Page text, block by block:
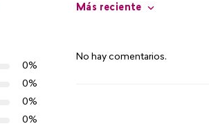
0%
0%
0%
0%
Más reciente
No hay comentarios.